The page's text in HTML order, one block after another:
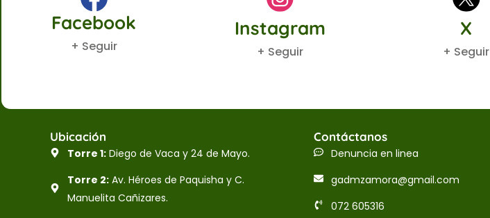
Facebook
+ Seguir
Instagram
+ Seguir
X
+ Seguir
Ubicación
Torre 1:Diego de Vaca y 24 de Mayo.
Torre 2:Av. Héroes de Paquisha y C.
Manuelita Cañizares.
Contáctanos
Denuncia en linea
gadmzamora@gmail.com
072 605316